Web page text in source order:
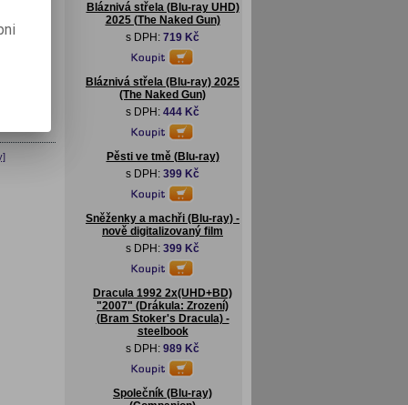
Bláznivá střela (Blu-ray UHD)
2025 (The Naked Gun)
s DPH: 719 Kč
Bláznivá střela (Blu-ray) 2025
(The Naked Gun)
s DPH: 444 Kč
Pěsti ve tmě (Blu-ray)
s DPH: 399 Kč
Sněženky a machři (Blu-ray) -
nově digitalizovaný film
s DPH: 399 Kč
Dracula 1992 2x(UHD+BD)
"2007" (Drákula: Zrození)
(Bram Stoker's Dracula) -
steelbook
s DPH: 989 Kč
Společník (Blu-ray)